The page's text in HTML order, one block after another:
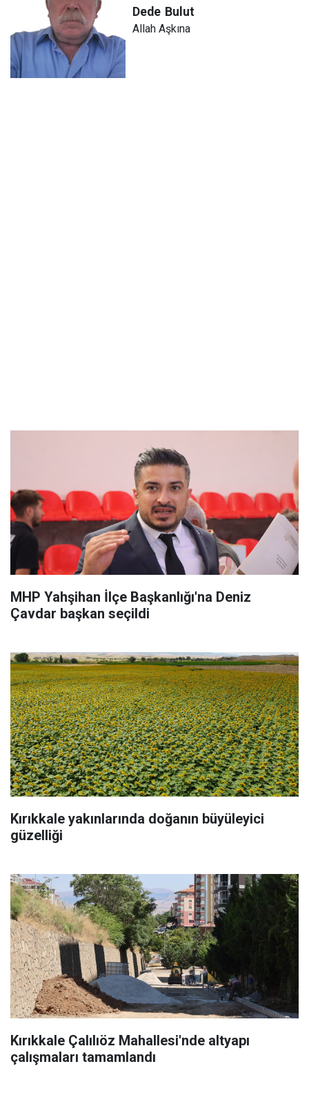
Dede Bulut
Allah Aşkına
MHP Yahşihan İlçe Başkanlığı'na Deniz
Çavdar başkan seçildi
Kırıkkale yakınlarında doğanın büyüleyici
güzelliği
Kırıkkale Çalılıöz Mahallesi'nde altyapı
çalışmaları tamamlandı